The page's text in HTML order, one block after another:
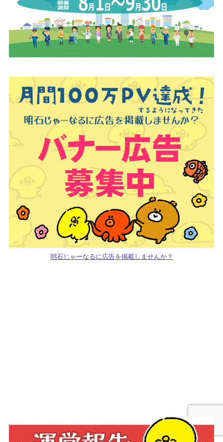
明石じゃーなるに広告を掲載しませんか？